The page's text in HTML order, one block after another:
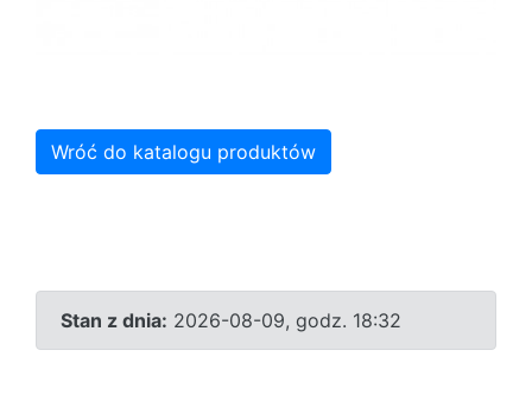
Wróć do katalogu produktów
Stan z dnia: 2026-08-09, godz. 18:32